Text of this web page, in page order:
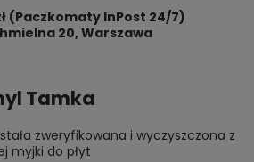
(Paczkomaty InPost 24/7)
20, Warszawa
Tamka
zweryfikowana i wyczyszczona z
myjki do płyt